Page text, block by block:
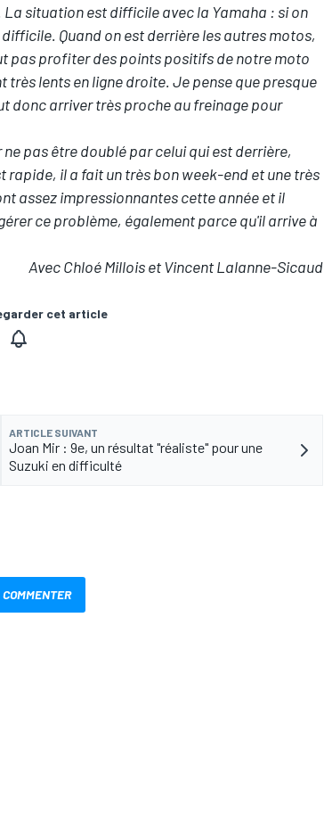
situation est difficile avec la Yamaha : si on
Quand on est derrière les autres motos,
pas profiter des points positifs de notre moto
lents en ligne droite. Je pense que presque
donc arriver très proche au freinage pour
pas être doublé par celui qui est derrière,
il a fait un très bon week-end et une très
assez impressionnantes cette année et il
ce problème, également parce qu'il arrive à
Avec Chloé Millois et Vincent Lalanne-Sicaud
cet article
ARTICLE SUIVANT
Joan Mir : 9e, un résultat "réaliste" pour une
Suzuki en difficulté